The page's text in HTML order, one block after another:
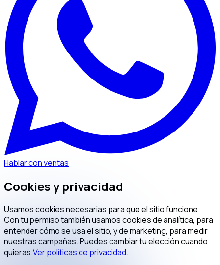
Hablar con ventas
Cookies y privacidad
Usamos cookies necesarias para que el sitio funcione.
Con tu permiso también usamos cookies de analítica, para
entender cómo se usa el sitio, y de marketing, para medir
nuestras campañas. Puedes cambiar tu elección cuando
quieras.Ver políticas de privacidad.